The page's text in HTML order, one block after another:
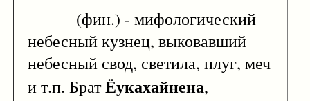
(фин.) - мифологический
небесный кузнец, выковавший
небесный свод, светила, плуг, меч
и т.п. БратЁукахайнена,